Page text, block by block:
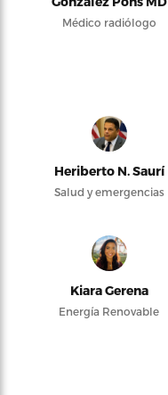
Médico radiólogo
Heriberto N. Saurí
Salud y emergencias
Kiara Gerena
Energía Renovable